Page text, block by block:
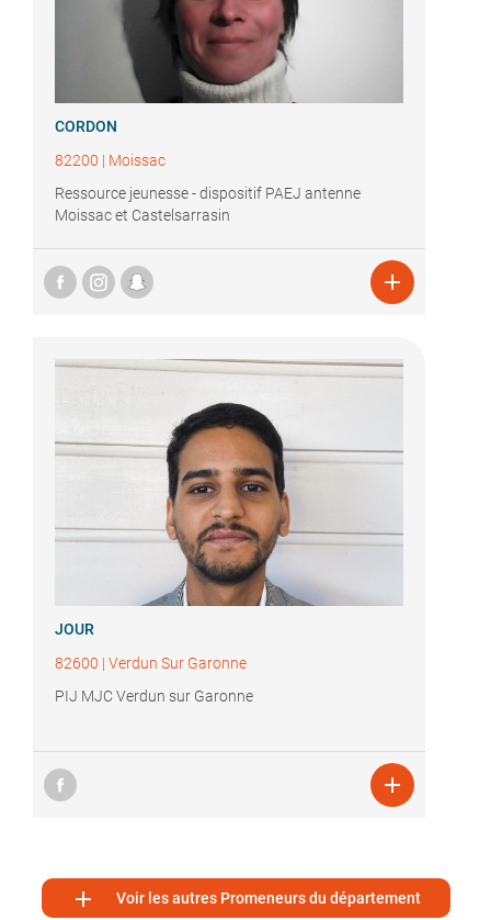
CORDON
82200 | Moissac
Ressource jeunesse - dispositif PAEJ antenne
Moissac et Castelsarrasin

JOUR
82600 | Verdun Sur Garonne
PIJ MJC Verdun sur Garonne

 Voir les autres Promeneurs du département